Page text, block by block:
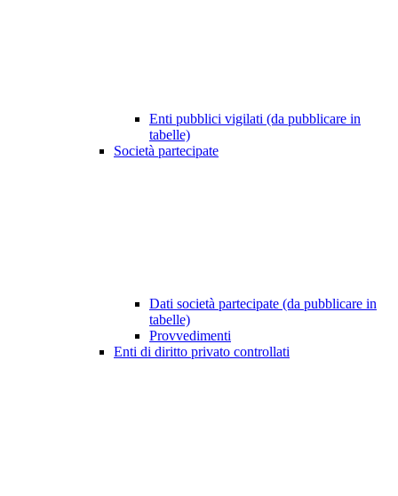
Enti pubblici vigilati (da pubblicare in
tabelle)
Società partecipate
Dati società partecipate (da pubblicare in
tabelle)
Provvedimenti
Enti di diritto privato controllati